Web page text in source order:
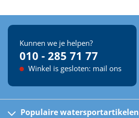
Kunnen we je helpen?
010 - 285 71 77
Winkel is gesloten: mail ons
Populaire watersportartikelen